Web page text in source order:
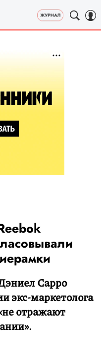
Сарро
экс-маркетолога
отражают